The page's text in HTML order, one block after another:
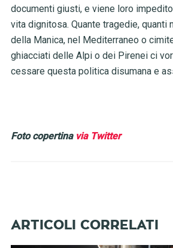
documenti giusti, e viene loro
vita dignitosa. Quante tragedie, quanti
della Manica, nel Mediterraneo o
ghiacciati delle Alpi o dei Pirenei ci
cessare questa politica disumana e
Foto copertina via Twitter